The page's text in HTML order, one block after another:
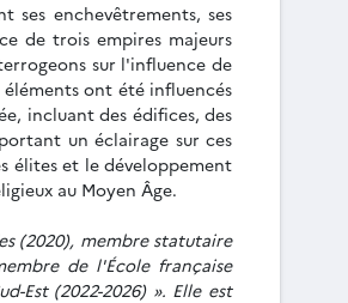
enchevêtrements, ses
de trois empires majeurs
sur l'influence de
ont été influencés
incluant des édifices, des
un éclairage sur ces
élites et le développement
au Moyen Âge.
(2020), membre statutaire
de l'École française
Est (2022-2026) ». Elle est